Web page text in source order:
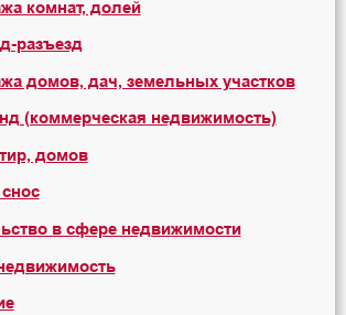
комнат, долей
разъезд
домов, дач, земельных участков
(коммерческая недвижимость)
домов
в сфере недвижимости